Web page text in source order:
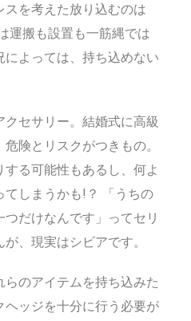
スを考えた放り込むのは
運搬も設置も一筋縄では
よっては、持ち込めない
セサリー。結婚式に高級
険とリスクがつきもの。
る可能性もあるし、何よ
てしまうかも!？ 「うちの
だけなんです」ってセリ
、現実はシビアです。
らのアイテムを持ち込みた
ヘッジを十分に行う必要が